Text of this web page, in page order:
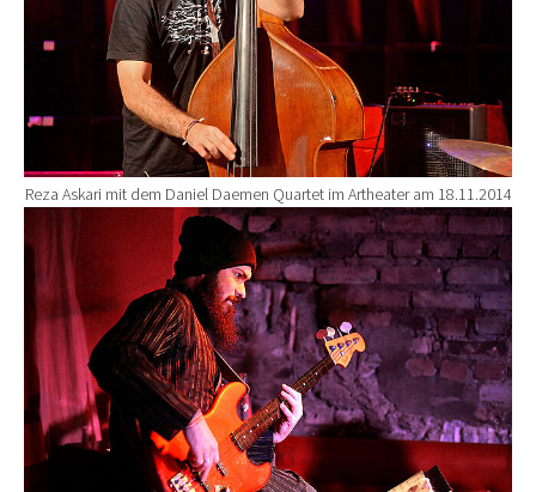
Reza Askari mit dem Daniel Daemen Quartet im Artheater am 18.11.2014
Show larger version for: